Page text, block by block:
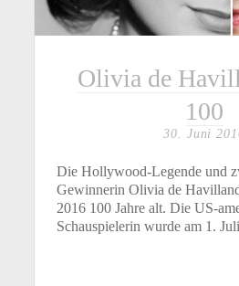
Olivia de
100
30. Juni
Die Hollywood-Legende und
Gewinnerin Olivia de
2016 100 Jahre alt. Die US-
Schauspielerin wurde am 1.